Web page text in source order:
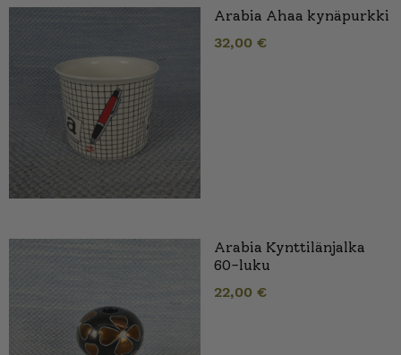
Arabia Ahaa kynäpurkki
32,00 €
Arabia Kynttilänjalka
60-luku
22,00 €